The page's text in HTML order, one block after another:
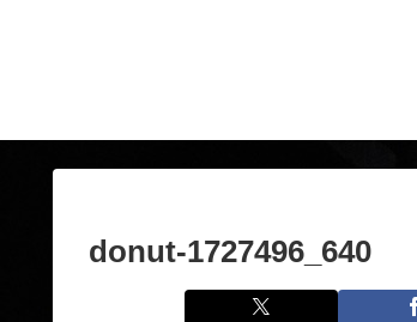
donut-1727496_640